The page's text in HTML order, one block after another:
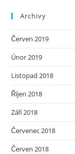
Archivy
Červen 2019
Únor 2019
Listopad 2018
Říjen 2018
Září 2018
Červenec 2018
Červen 2018